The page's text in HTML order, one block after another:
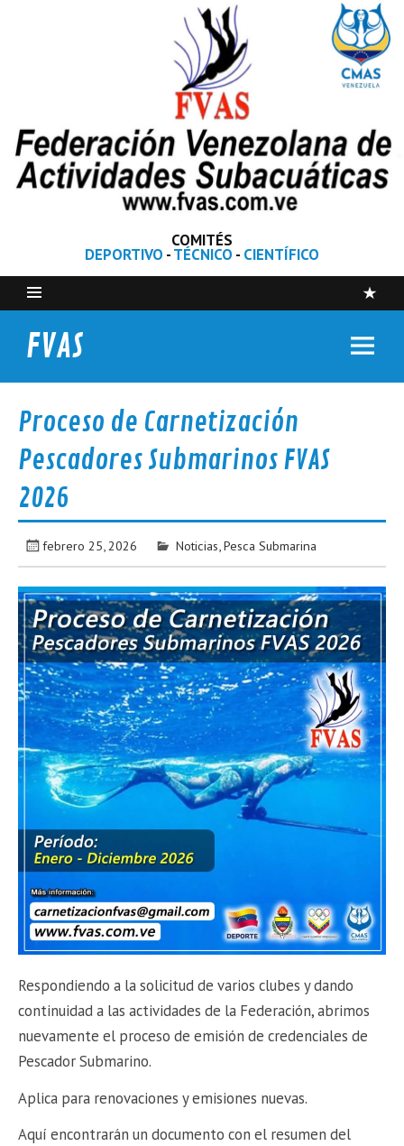
COMITÉS
DEPORTIVO -TÉCNICO - CIENTÍFICO
FVAS
Proceso de Carnetización
Pescadores Submarinos FVAS
2026
febrero 25, 2026 Noticias Pesca Submarina
Respondiendo a la solicitud de varios clubes y dando
continuidad a las actividades de la Federación, abrimos
nuevamente el proceso de emisión de credenciales de
Pescador Submarino.
Aplica para renovaciones y emisiones nuevas.
Aquí encontrarán un documento con el resumen del